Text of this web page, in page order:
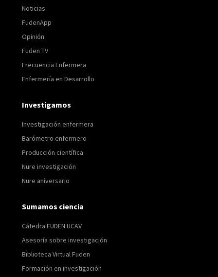
Noticias
FudenApp
Opinión
Fuden TV
Frecuencia Enfermera
Enfermería en Desarrollo
Investigamos
Investigación enfermera
Barómetro enfermero
Producción científica
Nure investigación
Nure aniversario
Sumamos ciencia
Cátedra FUDEN UCAV
Asesoría sobre investigación
Biblioteca Virtual Fuden
Formación en investigación